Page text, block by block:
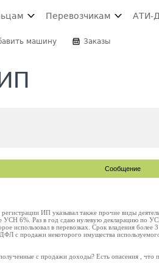
Перевозчикам АТИ-
машину Заказы
Сообщение
ИП указывал также прочие виды
УСН 6%. Раз в год сдаю нулевую декларацию по
использовал в перевозках. Срок владения более 3
с продажи некоторого имущества
с продажи доходы? Есть опасения ,